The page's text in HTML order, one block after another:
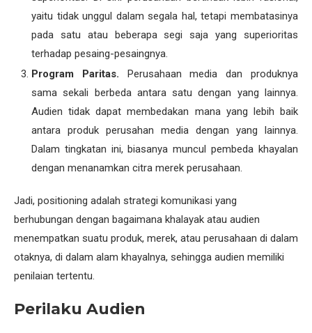
yaitu tidak unggul dalam segala hal, tetapi membatasinya
pada satu atau beberapa segi saja yang superioritas
terhadap pesaing-pesaingnya.
Program Paritas. Perusahaan media dan produknya
sama sekali berbeda antara satu dengan yang lainnya.
Audien tidak dapat membedakan mana yang lebih baik
antara produk perusahan media dengan yang lainnya.
Dalam tingkatan ini, biasanya muncul pembeda khayalan
dengan menanamkan citra merek perusahaan.
Jadi, positioning adalah strategi komunikasi yang
berhubungan dengan bagaimana khalayak atau audien
menempatkan suatu produk, merek, atau perusahaan di dalam
otaknya, di dalam alam khayalnya, sehingga audien memiliki
penilaian tertentu.
Perilaku Audien